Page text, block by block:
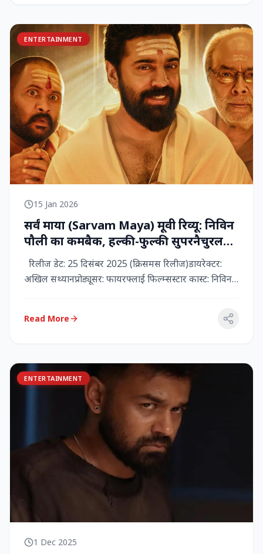
ENTERTAINMENT
15 Jan 2026
सर्वं माया (Sarvam Maya) मूवी रिव्यू: निविन
पौली का कमबैक, हल्की-फुल्की सुपरनैचुरल
कॉमेडी जो दिल को छू जाती है
रिलीज डेट: 25 दिसंबर 2025 (क्रिसमस रिलीज)डायरेक्टर:
अखिल सथ्यानप्रोड्यूसर: फायरफ्लाई फिल्म्सस्टार कास्ट: निविन
Read More
ENTERTAINMENT
1 Dec 2025